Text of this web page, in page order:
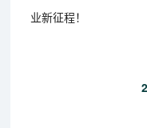
业新征程！